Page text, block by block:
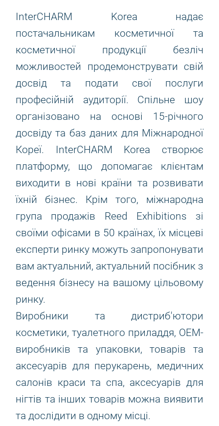
InterCHARM Korea надає
постачальникам косметичної та
косметичної продукції безліч
можливостей продемонструвати свій
досвід та подати свої послуги
професійній аудиторії. Спільне шоу
організовано на основі 15-річного
досвіду та баз даних для Міжнародної
Кореї. InterCHARM Korea створює
платформу, що допомагає клієнтам
виходити в нові країни та розвивати
їхній бізнес. Крім того, міжнародна
група продажів Reed Exhibitions зі
своїми офісами в 50 країнах, їх місцеві
експерти ринку можуть запропонувати
вам актуальний, актуальний посібник з
ведення бізнесу на вашому цільовому
ринку.
Виробники та дистриб'ютори
косметики, туалетного приладдя, OEM-
виробників та упаковки, товарів та
аксесуарів для перукарень, медичних
салонів краси та спа, аксесуарів для
нігтів та інших товарів можна виявити
та дослідити в одному місці.